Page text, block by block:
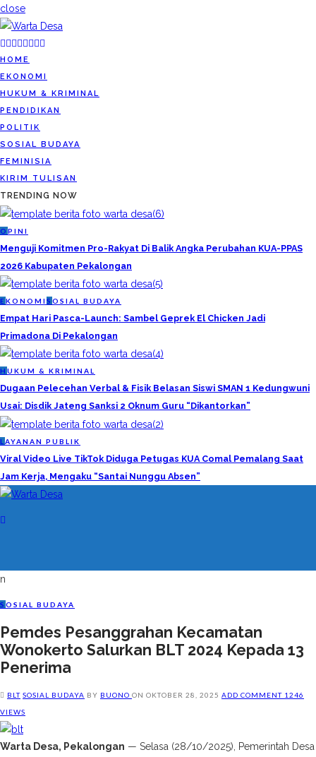
close
HOME
EKONOMI
HUKUM & KRIMINAL
PENDIDIKAN
POLITIK
SOSIAL BUDAYA
FEMINISIA
KIRIM TULISAN
TRENDING NOW
O PINI
Menguji Komitmen Pro-Rakyat Di Balik Angka Perubahan KUA-PPAS
2026 Kabupaten Pekalongan
EKONOMI S OSIAL BUDAYA
Empat Hari Pasca-Launch: Sambel Geprek El Chicken Jadi
Primadona Di Pekalongan
H UKUM & KRIMINAL
Dugaan Pelecehan Verbal & Fisik Belasan Siswi SMAN 1 Kedungwuni
Usai: Disdik Jateng Sanksi 2 Oknum Guru “Dikantorkan”
L AYANAN PUBLIK
Viral Video Live TikTok Diduga Petugas KUA Comal Pemalang Saat
Jam Kerja, Mengaku “Santai Nunggu Absen”
n
S OSIAL BUDAYA
Pemdes Pesanggrahan Kecamatan
Wonokerto Salurkan BLT 2024 Kepada 13
Penerima
BLT SOSIAL BUDAYA BY BUONO ON OKTOBER 28, 2025 ADD COMMENT 1246
VIEWS
Warta Desa, Pekalongan — Selasa (28/10/2025), Pemerintah Desa